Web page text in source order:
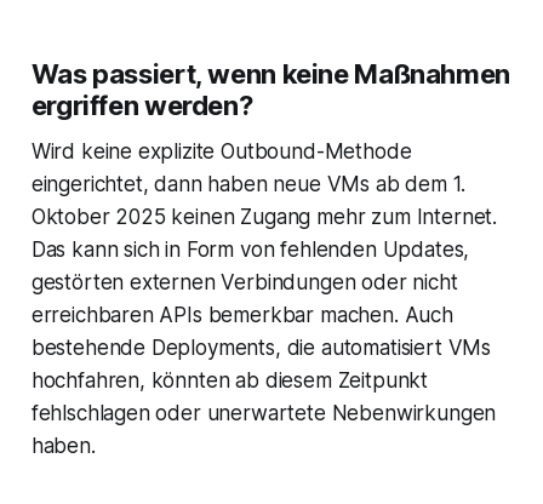
Was passiert, wenn keine Maßnahmen
ergriffen werden?
Wird keine explizite Outbound-Methode
eingerichtet, dann haben neue VMs ab dem 1.
Oktober 2025 keinen Zugang mehr zum Internet.
Das kann sich in Form von fehlenden Updates,
gestörten externen Verbindungen oder nicht
erreichbaren APIs bemerkbar machen. Auch
bestehende Deployments, die automatisiert VMs
hochfahren, könnten ab diesem Zeitpunkt
fehlschlagen oder unerwartete Nebenwirkungen
haben.